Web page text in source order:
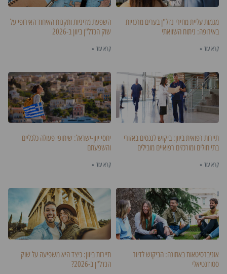
מגמות עליית מחירי נדל"ן בערים מרכזיות
באירופה: ניתוח השוואתי
קרא עוד »
השפעת מדיניות ותקנות האיחוד האירופי על
שוק הנדל"ן ביוון ב-2026
קרא עוד »
תיירות רפואית ביוון: ביקוש לנכסים באזורי
בתי חולים ומורכזים רפואיים מובילים
קרא עוד »
יחסי יוון-ישראל: שיתופי פעולה כלכליים
והשפעתם
קרא עוד »
אוניברסיטאות באתונה: הביקוש לדיור
סטודנטיאלי
תיירות ביוון: כיצד היא משפיעה על שוק
הנדל"ן ב-2026?